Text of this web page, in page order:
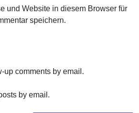
und Website in diesem Browser für
speichern.
up comments by email.
by email.